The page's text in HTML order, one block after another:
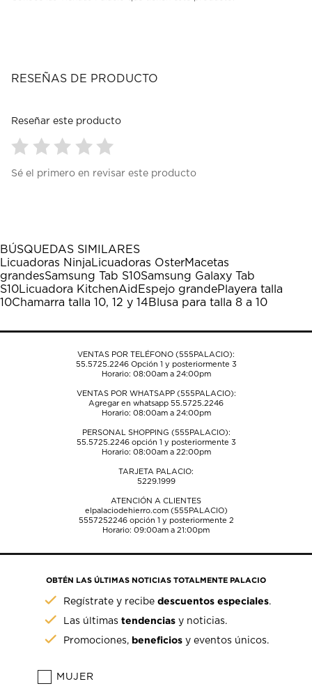
RESEÑAS DE PRODUCTO
Reseñar este producto
para
1
estrella
Esta
acción
abrirá
el
de
para
estrellas.
Esta
acción
abrirá
el
de
para
estrellas.
Esta
acción
abrirá
el
de
para
estrellas.
Esta
acción
abrirá
el
de
para
estrellas.
Esta
acción
abrirá
el
de
Sé el primero en revisar este producto
BÚSQUEDAS SIMILARES
Licuadoras Ninja Licuadoras OsterMacetas
grandesSamsung Tab S10Samsung Galaxy Tab
S10Licuadora KitchenAid Espejo grandePlayera talla
10Chamarra talla 10, 12 y 14Blusa para talla 8 a 10
VENTAS POR TELÉFONO (555PALACIO):
55.5725.2246Opción 1 y posteriormente 3
Horario: 08:00am a 24:00pm
VENTAS POR WHATSAPP (555PALACIO):
Agregar en whatsapp 55.5725.2246
Horario: 08:00am a 24:00pm
PERSONAL SHOPPING (555PALACIO):
55.5725.2246opción 1 y posteriormente 3
Horario: 08:00am a 22:00pm
TARJETA PALACIO:
5229.1999
ATENCIÓN A CLIENTES
elpalaciodehierro.com (555PALACIO)
5557252246opción 1 y posteriormente 2
Horario: 09:00am a 21:00pm
OBTÉN LAS ÚLTIMAS NOTICIAS TOTALMENTE PALACIO
Regístrate y recibedescuentos especiales.
Las últimastendencias y noticias.
Promociones, beneficios y eventos únicos.
MUJER